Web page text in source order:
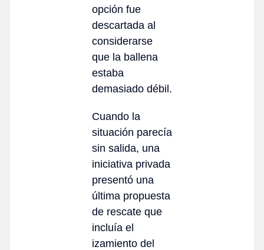
opción fue
descartada al
considerarse
que la ballena
estaba
demasiado débil.
Cuando la
situación parecía
sin salida, una
iniciativa privada
presentó una
última propuesta
de rescate que
incluía el
izamiento del